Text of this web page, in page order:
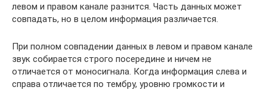
левом и правом канале разнится. Часть данных может
совпадать, но в целом информация различается.
При полном совпадении данных в левом и правом канале
звук собирается строго посередине и ничем не
отличается от моносигнала. Когда информация слева и
справа отличается по тембру, уровню громкости и